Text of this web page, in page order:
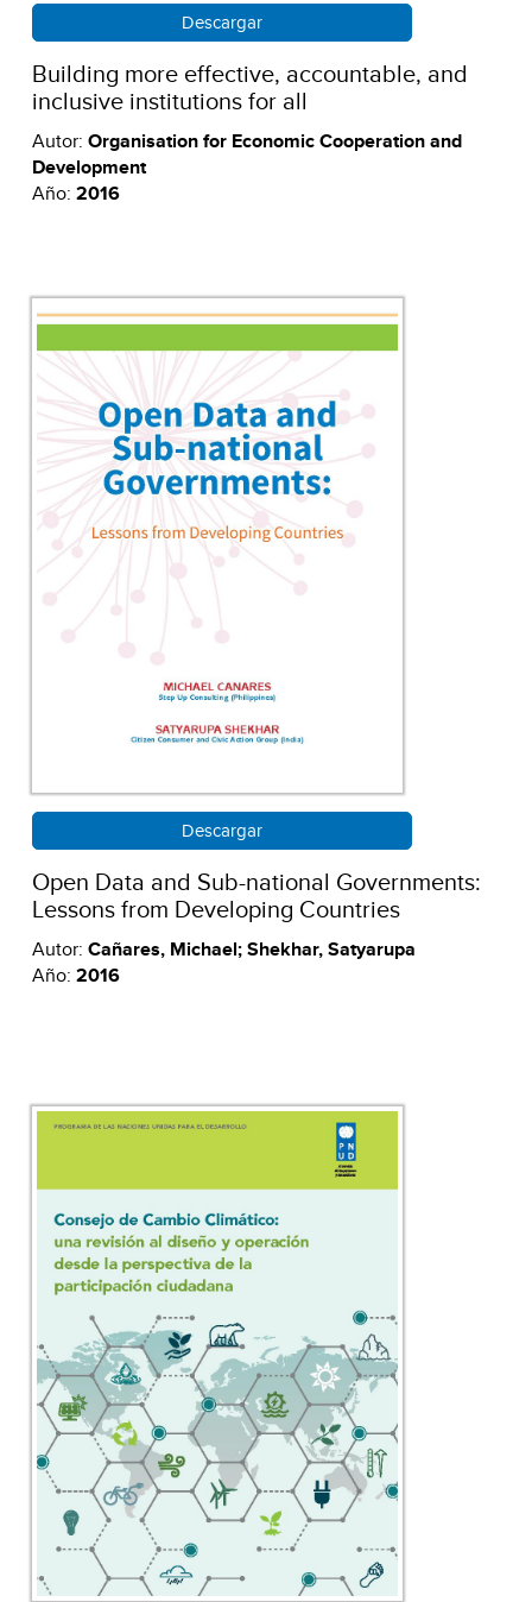
Descargar
Building more effective, accountable, and
inclusive institutions for all
Autor: Organisation for Economic Cooperation and
Development
Año: 2016
Descargar
Open Data and Sub-national Governments:
Lessons from Developing Countries
Autor: Cañares, Michael; Shekhar, Satyarupa
Año: 2016